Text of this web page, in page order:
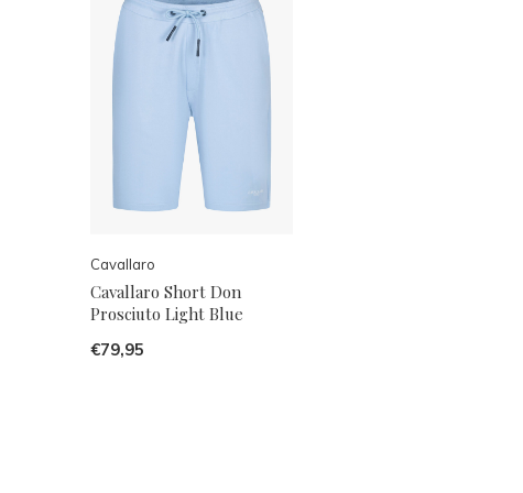
Cavallaro
Cavallaro Short Don
Prosciuto Light Blue
€79,95